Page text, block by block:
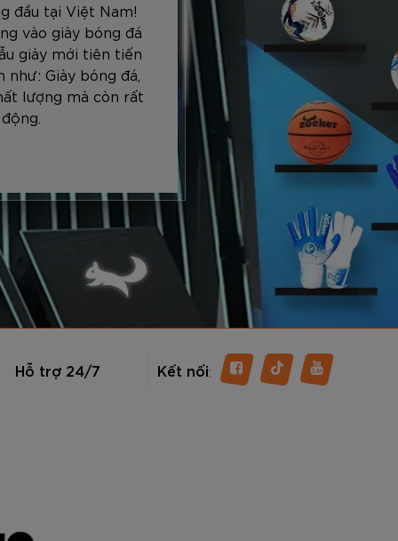
đầu tại Việt Nam!
vào giày bóng đá
giày mới tiên tiến
Giày bóng đá,
lượng mà còn rất
Hỗ trợ 24/7 Kết nối: